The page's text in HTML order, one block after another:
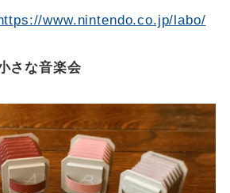
www.nintendo.co.jp/labo/
さな音楽会